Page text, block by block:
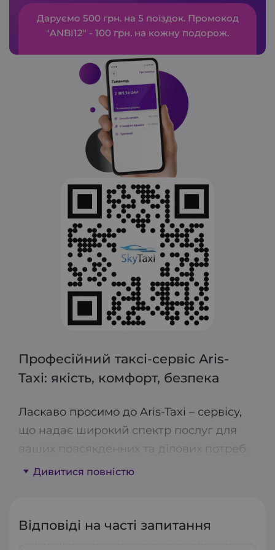
Даруємо 500 грн. на 5 поїздок. Промокод
"ANBI12" - 100 грн. на кожну подорож.
Професійний таксі-сервіс Aris-
Taxi: якість, комфорт, безпека
Ласкаво просимо до Aris-Taxi – сервісу,
що надає широкий спектр послуг для
ваших повсякденних та ділових потреб.
Ми пропонуємо економ, комфорт та
кур’єрську доставку.
Дивитися повністю
Відповіді на часті запитання